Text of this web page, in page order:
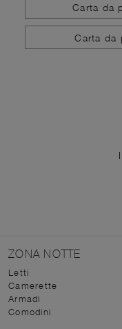
Carta da
Carta da
ZONA NOTTE
Letti
Camerette
Armadi
Comodini